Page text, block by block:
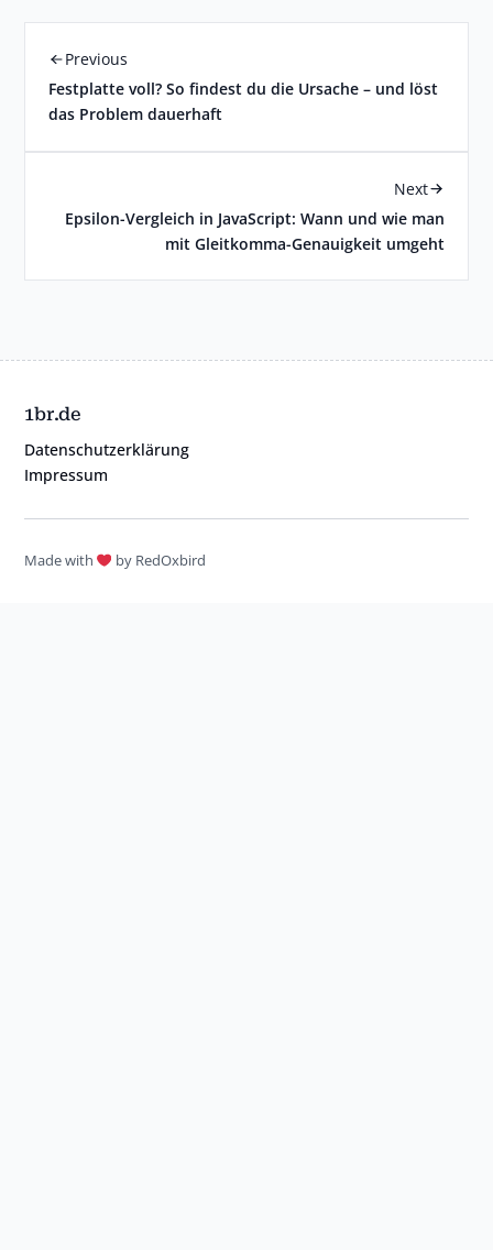
Previous
Festplatte voll? So findest du die Ursache – und löst
das Problem dauerhaft
Next
Epsilon-Vergleich in JavaScript: Wann und wie man
mit Gleitkomma-Genauigkeit umgeht
1br.de
Datenschutzerklärung
Impressum
Made with by RedOxbird